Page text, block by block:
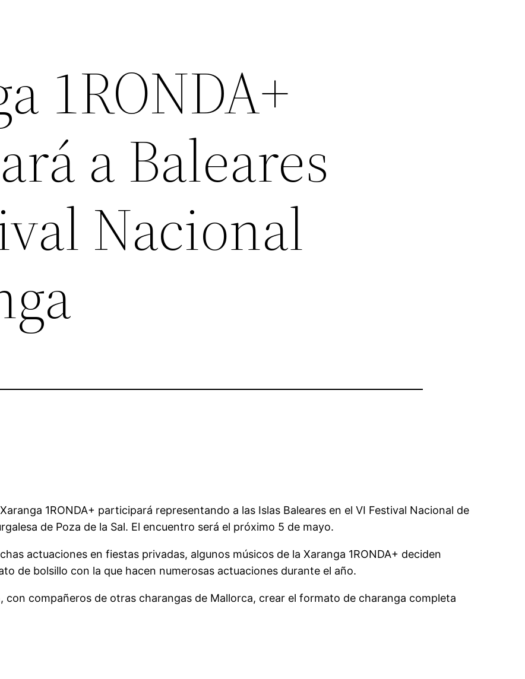
1RONDA+
a Baleares
Nacional
1RONDA+ participará representando a las Islas Baleares en el VI Festival Nacional de
de Poza de la Sal. El encuentro será el próximo 5 de mayo.
actuaciones en fiestas privadas, algunos músicos de la Xaranga 1RONDA+ deciden
de bolsillo con la que hacen numerosas actuaciones durante el año.
con compañeros de otras charangas de Mallorca, crear el formato de charanga completa